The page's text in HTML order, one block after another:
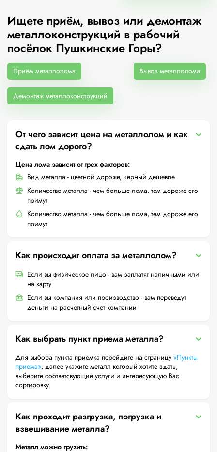
Ищете приём, вывоз или демонтаж
металлоконструкций в рабочий
посёлок Пушкинские Горы?
Приём металлолома Вывоз металлолома
Демонтаж металлоконструкций
От чего зависит цена на металлолом и как
сдать лом дорого?
Цена лома зависит от трех факторов:
Вид металла - цветной дороже, черный дешевле
Количество металла - чем больше лома, тем дороже его
примут
Количество металла - чем больше лома, тем дороже его
примут
Как происходит оплата за металлолом?
Если вы физическое лицо - вам заплатят наличными или
на карту
Если вы компания или производство - вам переведут
деньги на расчетный счет компании
Как выбрать пункт приема металла?
Для выбора пункта приемка перейдите на страницу «Пункты
приема», далее укажите металл который хотите здать,
выберите соответсвующие услуги и интересующую Вас
сортировку.
Как проходит разгрузка, погрузка и
взвешивание металла?
Металл можно грузить: